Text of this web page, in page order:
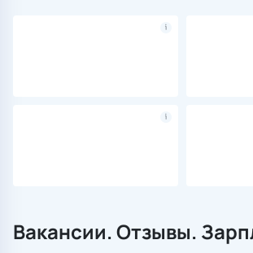
Вакансии. Отзывы.